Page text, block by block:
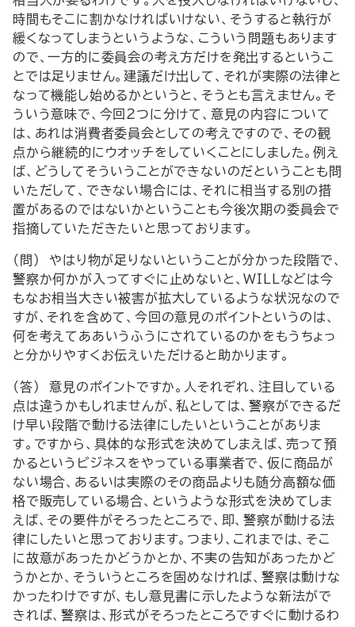
時間もそこに割かなければいけない、そうすると執行が
緩くなってしまうというような、こういう問題もあります
ので、一方的に委員会の考え方だけを発出するというこ
とでは足りません。建議だけ出して、それが実際の法律と
なって機能し始めるかというと、そうとも言えません。そ
ういう意味で、今回２つに分けて、意見の内容について
は、あれは消費者委員会としての考えですので、その観
点から継続的にウオッチをしていくことにしました。例え
ば、どうしてそういうことができないのだということも問
いただして、できない場合には、それに相当する別の措
置があるのではないかということも今後次期の委員会で
指摘していただきたいと思っております。
（問） やはり物が足りないということが分かった段階で、
警察か何かが入ってすぐに止めないと、WILLなどは今
もなお相当大きい被害が拡大しているような状況なので
すが、それを含めて、今回の意見のポイントというのは、
何を考えてああいうふうにされているのかをもうちょっ
と分かりやすくお伝えいただけると助かります。
（答） 意見のポイントですか。人それぞれ、注目している
点は違うかもしれませんが、私としては、警察ができるだ
け早い段階で動ける法律にしたいということがありま
す。ですから、具体的な形式を決めてしまえば、売って預
かるというビジネスをやっている事業者で、仮に商品が
ない場合、あるいは実際のその商品よりも随分高額な価
格で販売している場合、というような形式を決めてしま
えば、その要件がそろったところで、即、警察が動ける法
律にしたいと思っております。つまり、これまでは、そこ
に故意があったかどうかとか、不実の告知があったかど
うかとか、そういうところを固めなければ、警察は動けな
かったわけですが、もし意見書に示したような新法がで
きれば、警察は、形式がそろったところですぐに動けるわ